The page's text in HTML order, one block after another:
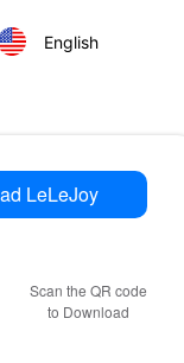
English
LeLeJoy
Scan the QR code
to Download